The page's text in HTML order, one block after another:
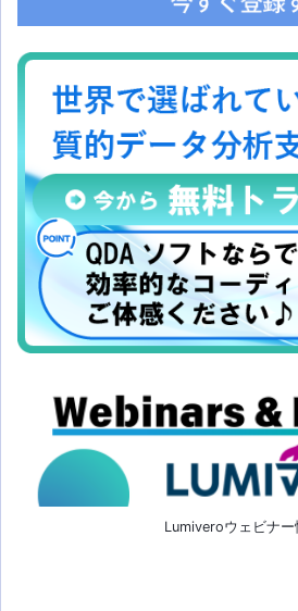
Lumiveroウェビナー